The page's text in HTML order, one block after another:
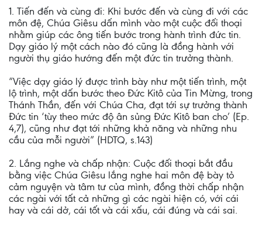
1. Tiến đến và cùng đi: Khi bước đến và cùng đi với các
môn đệ, Chúa Giêsu dấn mình vào một cuộc đối thoại
nhằm giúp các ông tiến bước trong hành trình đức tin.
Dạy giáo lý một cách nào đó cũng là đồng hành với
người thụ giáo hướng đến một đức tin trưởng thành.
“Việc dạy giáo lý được trình bày như một tiến trình, một
lộ trình, một dấn bước theo Đức Kitô của Tin Mừng, trong
Thánh Thần, đến với Chúa Cha, đạt tới sự trưởng thành
Đức tin ‘tùy theo mức độ ân sủng Đức Kitô ban cho’ (Ep.
4,7), cũng như đạt tới những khả năng và những nhu
cầu của mỗi người” (HDTQ, s.143)
2. Lắng nghe và chấp nhận: Cuộc đối thoại bắt đầu
bằng việc Chúa Giêsu lắng nghe hai môn đệ bày tỏ
cảm nguyện và tâm tư của mình, đồng thời chấp nhận
các ngài với tất cả những gì các ngài hiện có, với cái
hay và cái dở, cái tốt và cái xấu, cái đúng và cái sai.